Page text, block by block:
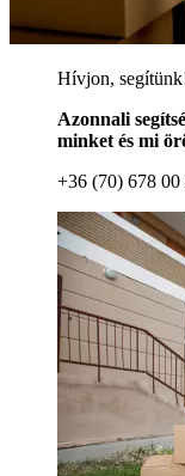
Hívjon,
Azonnali
minket és mi
+36 (70) 678 00